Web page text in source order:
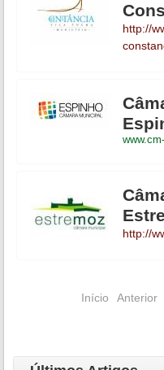
http://
www.cm-
http://
Início Anterior